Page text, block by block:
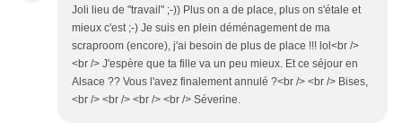
Joli lieu de "travail" ;-)) Plus on a de place, plus on s'étale et
mieux c'est ;-) Je suis en plein déménagement de ma
scraproom (encore), j'ai besoin de plus de place !!! lol<br />
<br /> J'espère que ta fille va un peu mieux. Et ce séjour en
Alsace ?? Vous l'avez finalement annulé ?<br /> <br /> Bises,
<br /> <br /> <br /> <br /> Séverine.